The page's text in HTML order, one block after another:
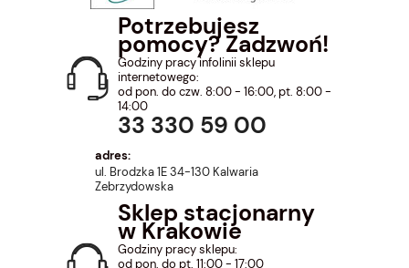
Potrzebujesz
pomocy? Zadzwoń!
Godziny pracy infolinii sklepu
internetowego:
od pon. do czw. 8:00 - 16:00, pt. 8:00 -
14:00
33 330 59 00
adres:
ul. Brodzka 1E 34-130 Kalwaria
Zebrzydowska
Sklep stacjonarny
w Krakowie
Godziny pracy sklepu:
od pon. do pt. 11:00 - 17:00